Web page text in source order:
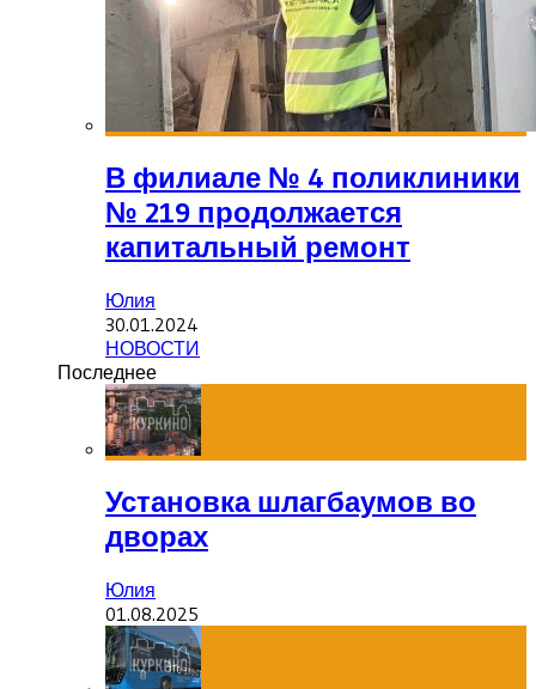
В филиале № 4 поликлиники
№ 219 продолжается
капитальный ремонт
Юлия
30.01.2024
НОВОСТИ
Последнее
Установка шлагбаумов во
дворах
Юлия
01.08.2025